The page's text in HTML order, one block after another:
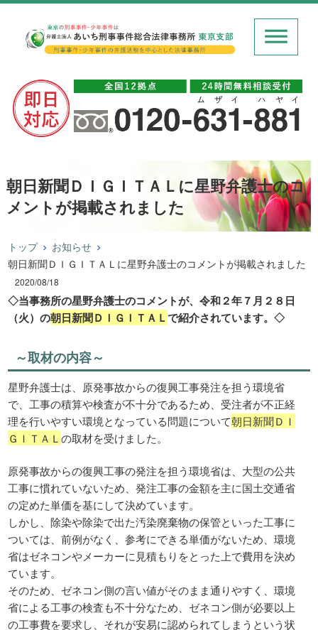
朝日新聞ＤＩＧＩＴＡＬに星野弁護士のコ
メントが掲載されました
トップ
お知らせ
朝日新聞ＤＩＧＩＴＡＬに星野弁護士のコメントが掲載されました
2020/08/18
◇当事務所の星野弁護士のコメントが、令和２年７月２８日
（火）の朝日新聞ＤＩＧＩＴＡＬで紹介されています。◇
～取材の内容～
星野弁護士は、原発事故からの復興工事発注を担う環境省
で、工事の積算や検査が不十分であるため、受注者が不正経
理を行いやすい環境となっている問題について朝日新聞ＤＩ
ＧＩＴＡＬの取材を受けました。
原発事故からの復興工事の発注を担う環境省は、大型の公共
工事に慣れていないため、発注工事の金額を主に国土交通省
の定めた単価を基にして決めています。
しかし、除染や除染で出た汚染廃棄物の保管といった工事に
ついては、前例がなく、参考にできる単価がないため、環境
省はゼネコンやメーカーに見積もりをとった上で費用を決め
ています。
そのため、ゼネコン側の言い値がそのまま通りやすく、環境
省による工事の検査も不十分なため、ゼネコン側が必要以上
の工事費を要求し、それが安易に認められてしまうという状